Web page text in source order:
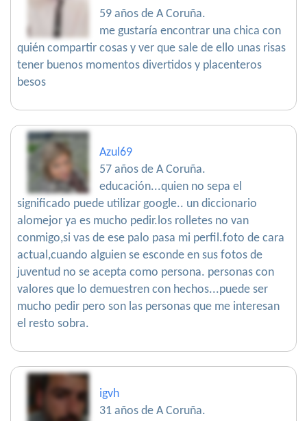
59 años de A Coruña.
me gustaría encontrar una chica con
quién compartir cosas y ver que sale de ello unas risas
tener buenos momentos divertidos y placenteros
besos
Azul69
57 años de A Coruña.
educación...quien no sepa el
significado puede utilizar google.. un diccionario
alomejor ya es mucho pedir.los rolletes no van
conmigo,si vas de ese palo pasa mi perfil.foto de cara
actual,cuando alguien se esconde en sus fotos de
juventud no se acepta como persona. personas con
valores que lo demuestren con hechos...puede ser
mucho pedir pero son las personas que me interesan
el resto sobra.
igvh
31 años de A Coruña.